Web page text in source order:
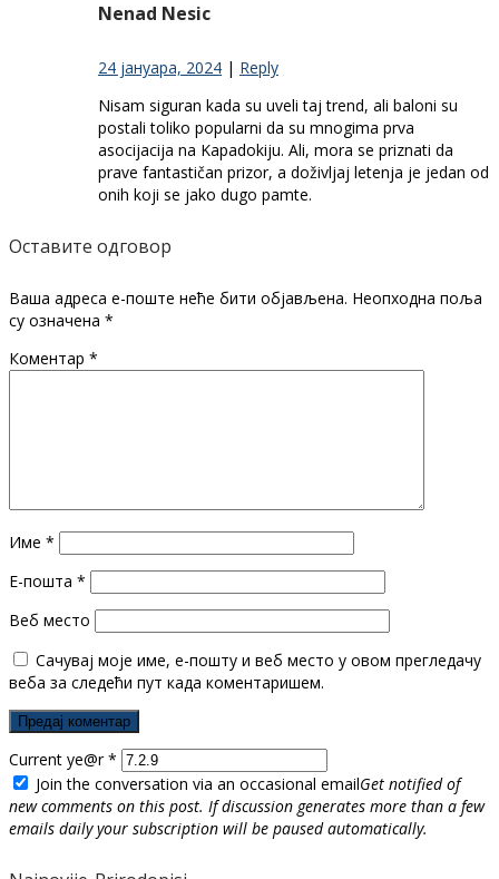
Nenad Nesic
24 јануара, 2024 | Reply
Nisam siguran kada su uveli taj trend, ali baloni su
postali toliko popularni da su mnogima prva
asocijacija na Kapadokiju. Ali, mora se priznati da
prave fantastičan prizor, a doživljaj letenja je jedan od
onih koji se jako dugo pamte.
Оставите одговор
Ваша адреса е-поште неће бити објављена. Неопходна поља
су означена *
Коментар *
Име *
Е-пошта *
Веб место
Сачувај моје име, е-пошту и веб место у овом прегледачу
веба за следећи пут када коментаришем.
Current ye@r*
Join the conversation via an occasional emailGet notified of
new comments on this post. If discussion generates more than a few
emails daily your subscription will be paused automatically.